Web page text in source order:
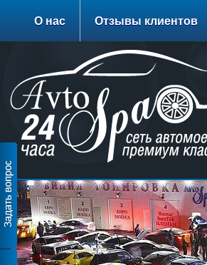
О нас Отзывы клиентов
руб.